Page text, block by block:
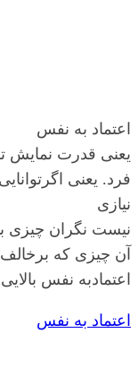
اعتماد به نفس
یعنی قدرت نمایش
فرد. یعنی
نیازی
نیست نگران چیزی
آن چیزی که
اعتمادبه نفس
اعتماد به نفس